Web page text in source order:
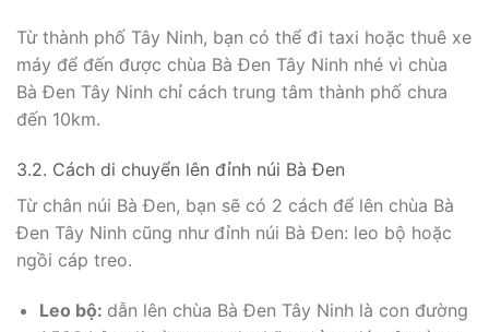
Từ thành phố Tây Ninh, bạn có thể đi taxi hoặc thuê xe
máy để đến được chùa Bà Đen Tây Ninh nhé vì chùa
Bà Đen Tây Ninh chỉ cách trung tâm thành phố chưa
đến 10km.
3.2. Cách di chuyển lên đỉnh núi Bà Đen
Từ chân núi Bà Đen, bạn sẽ có 2 cách để lên chùa Bà
Đen Tây Ninh cũng như đỉnh núi Bà Đen: leo bộ hoặc
ngồi cáp treo.
Leo bộ: dẫn lên chùa Bà Đen Tây Ninh là con đường